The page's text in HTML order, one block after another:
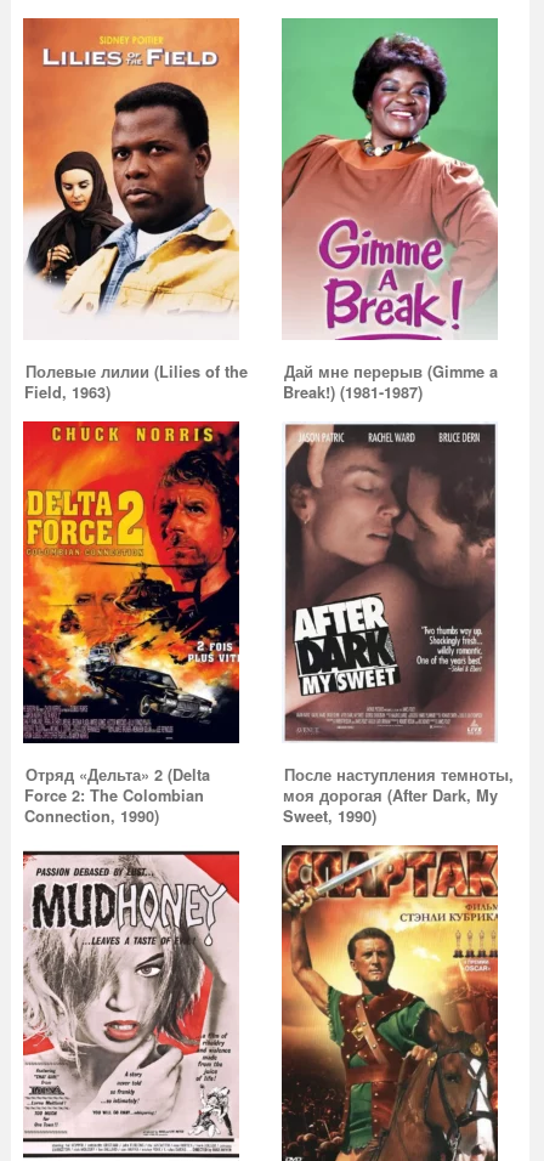
Полевые лилии (Lilies of the
Field, 1963)
Дай мне перерыв (Gimme a
Break!) (1981-1987)
Отряд «Дельта» 2 (Delta
Force 2: The Colombian
Connection, 1990)
После наступления темноты,
моя дорогая (After Dark, My
Sweet, 1990)